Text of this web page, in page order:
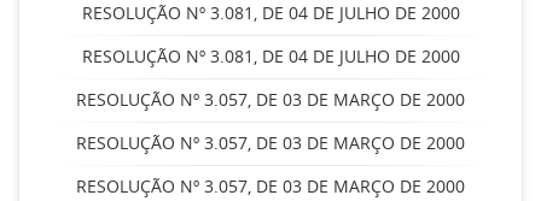
RESOLUÇÃO Nº 3.081, DE 04 DE JULHO DE 2000
RESOLUÇÃO Nº 3.081, DE 04 DE JULHO DE 2000
RESOLUÇÃO Nº 3.057, DE 03 DE MARÇO DE 2000
RESOLUÇÃO Nº 3.057, DE 03 DE MARÇO DE 2000
RESOLUÇÃO Nº 3.057, DE 03 DE MARÇO DE 2000